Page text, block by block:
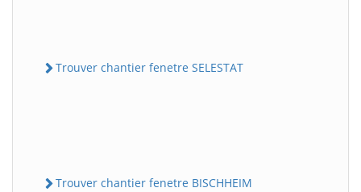
Trouver chantier fenetre SELESTAT
Trouver chantier fenetre BISCHHEIM